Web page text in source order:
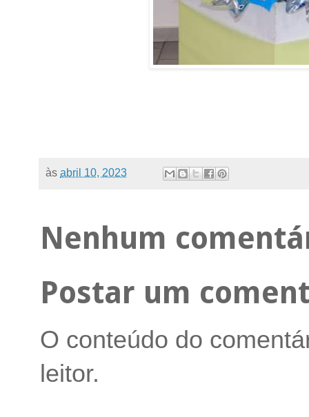
às abril 10, 2023
Nenhum
Postar um
O conteúdo do
leitor.